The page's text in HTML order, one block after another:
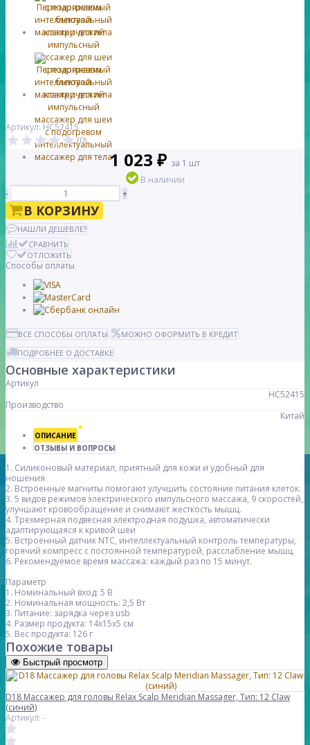
Артикул: HC52415
(0)
1 023 ₽ за 1 шт
В наличии
-
+
В КОРЗИНУ
НАШЛИ ДЕШЕВЛЕ?
СРАВНИТЬ
ОТЛОЖИТЬ
Способы оплаты
ВСЕ СПОСОБЫ ОПЛАТЫ
МОЖНО ОФОРМИТЬ В КРЕДИТ
ПОДРОБНЕЕ О ДОСТАВКЕ
Основные характеристики
Артикул
HC52415
Производство
Китай
ОПИСАНИЕ
ОТЗЫВЫ И ВОПРОСЫ
1. Силиконовый материал, приятный для кожи и удобный для
ношения
2. Встроенные магниты помогают улучшить состояние питания клеток.
3. 5 видов режимов электрического импульсного массажа, 9 скоростей,
улучшают кровообращение и снимают жесткость мышц.
4. Трехмерная подвесная электродная подушка, автоматически
адаптирующаяся к кривой шеи
5. Встроенный датчик NTC, интеллектуальный контроль температуры,
горячий компресс с постоянной температурой, расслабление мышц.
6. Рекомендуемое время массажа: каждый раз по 15 минут.
Параметр
1. Номинальный вход: 5 В
2. Номинальная мощность: 2,5 Вт
3. Питание: зарядка через usb
4. Размер продукта: 14x15x5 см
5. Вес продукта: 126 г
Похожие товары
Быстрый просмотр
D18 Массажер для головы Relax Scalp Meridian Massager, Тип: 12 Claw
(синий)
Артикул: -